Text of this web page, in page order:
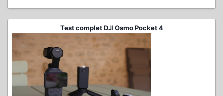
Test complet DJI Osmo Pocket 4